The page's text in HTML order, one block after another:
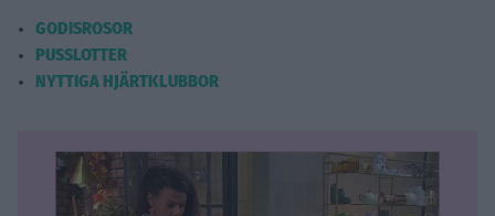
GODISROSOR
PUSSLOTTER
NYTTIGA HJÄRTKLUBBOR